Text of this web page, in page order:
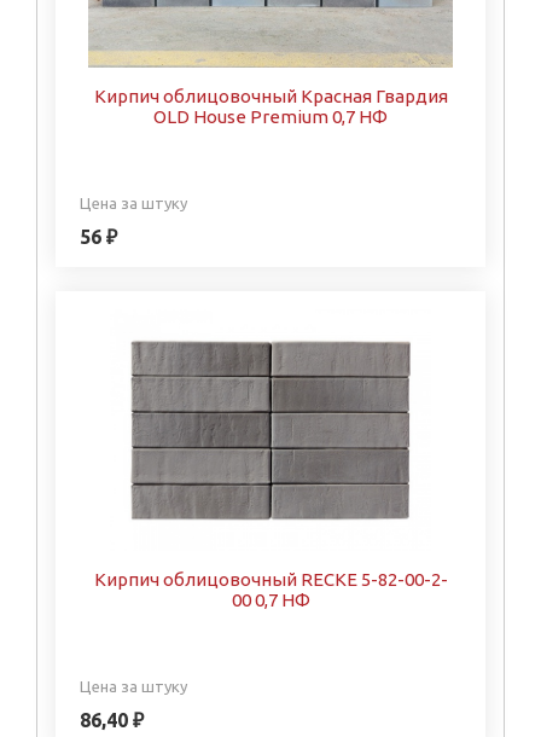
Кирпич облицовочный Красная Гвардия
OLD House Premium 0,7 НФ
Цена за штуку
56 ₽
Кирпич облицовочный RECKE 5-82-00-2-
00 0,7 НФ
Цена за штуку
86,40 ₽